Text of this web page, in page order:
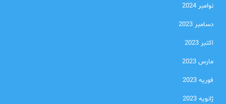
نوامبر 2024
دسامبر 2023
اکتبر 2023
مارس 2023
فوریه 2023
ژانویه 2023